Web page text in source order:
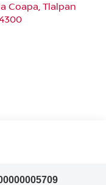
Coapa, Tlalpan